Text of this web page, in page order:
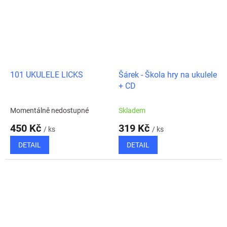
101 UKULELE LICKS
Momentálně nedostupné
450 Kč / ks
DETAIL
Šárek - Škola hry na ukulele
+ CD
Skladem
319 Kč / ks
DETAIL